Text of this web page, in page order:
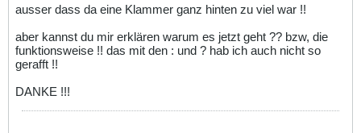
ausser dass da eine Klammer ganz hinten zu viel war !!
aber kannst du mir erklären warum es jetzt geht ?? bzw, die
funktionsweise !! das mit den : und ? hab ich auch nicht so
gerafft !!
DANKE !!!